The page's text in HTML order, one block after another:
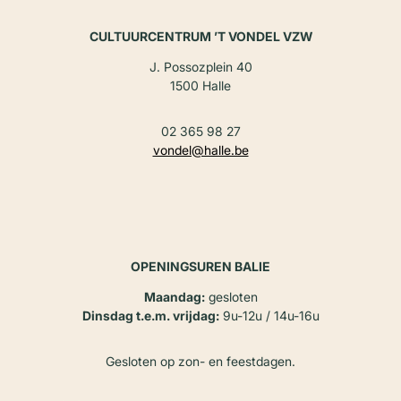
CULTUURCENTRUM ’T VONDEL VZW
J. Possozplein 40
1500 Halle
02 365 98 27
vondel@halle.be
OPENINGSUREN BALIE
Maandag:gesloten
Dinsdag t.e.m. vrijdag:9u-12u / 14u-16u
Gesloten op zon- en feestdagen.